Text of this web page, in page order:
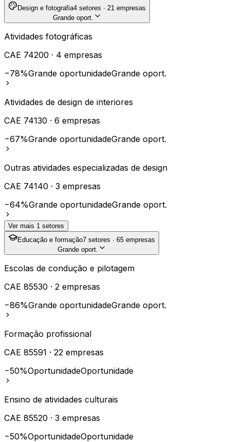
Design e fotografia4 setores · 21 empresas
Grande oport.
Atividades fotográficas
CAE 74200 · 4 empresas
−78%Grande oportunidadeGrande oport.
Atividades de design de interiores
CAE 74130 · 6 empresas
−67%Grande oportunidadeGrande oport.
Outras atividades especializadas de design
CAE 74140 · 3 empresas
−64%Grande oportunidadeGrande oport.
Ver mais 1 setores
Educação e formação7 setores · 65 empresas
Grande oport.
Escolas de condução e pilotagem
CAE 85530 · 2 empresas
−86%Grande oportunidadeGrande oport.
Formação profissional
CAE 85591 · 22 empresas
−50%OportunidadeOportunidade
Ensino de atividades culturais
CAE 85520 · 3 empresas
−50%OportunidadeOportunidade